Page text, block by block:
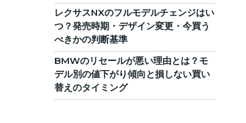
レクサスNXのフルモデルチェンジはい
つ？発売時期・デザイン変更・今買う
べきかの判断基準
BMWのリセールが悪い理由とは？モ
デル別の値下がり傾向と損しない買い
替えのタイミング